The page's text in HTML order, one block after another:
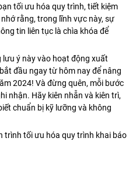
tối ưu hóa quy trình, tiết kiệm
rằng, trong lĩnh vực này, sự
tin liên tục là chìa khóa để
ý này vào hoạt động xuất
đầu ngay từ hôm nay để nâng
2024! Và đừng quên, mỗi bước
nhận. Hãy kiên nhẫn và kiên trì,
chuẩn bị kỹ lưỡng và không
trình tối ưu hóa quy trình khai báo